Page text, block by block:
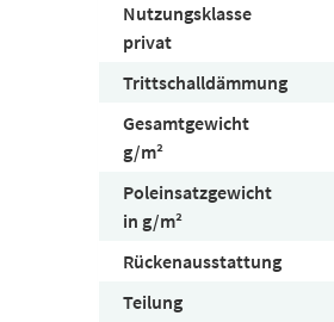
Nutzungsklasse
privat
Trittschalldämmung
Gesamtgewicht
g/m²
Poleinsatzgewicht
in g/m²
Rückenausstattung
Teilung